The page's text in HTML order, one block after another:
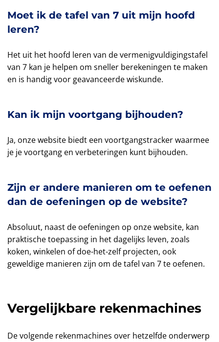
Moet ik de tafel van 7 uit mijn hoofd
leren?
Het uit het hoofd leren van de vermenigvuldigingstafel
van 7 kan je helpen om sneller berekeningen te maken
en is handig voor geavanceerde wiskunde.
Kan ik mijn voortgang bijhouden?
Ja, onze website biedt een voortgangstracker waarmee
je je voortgang en verbeteringen kunt bijhouden.
Zijn er andere manieren om te oefenen
dan de oefeningen op de website?
Absoluut, naast de oefeningen op onze website, kan
praktische toepassing in het dagelijks leven, zoals
koken, winkelen of doe-het-zelf projecten, ook
geweldige manieren zijn om de tafel van 7 te oefenen.
Vergelijkbare rekenmachines
De volgende rekenmachines over hetzelfde onderwerp